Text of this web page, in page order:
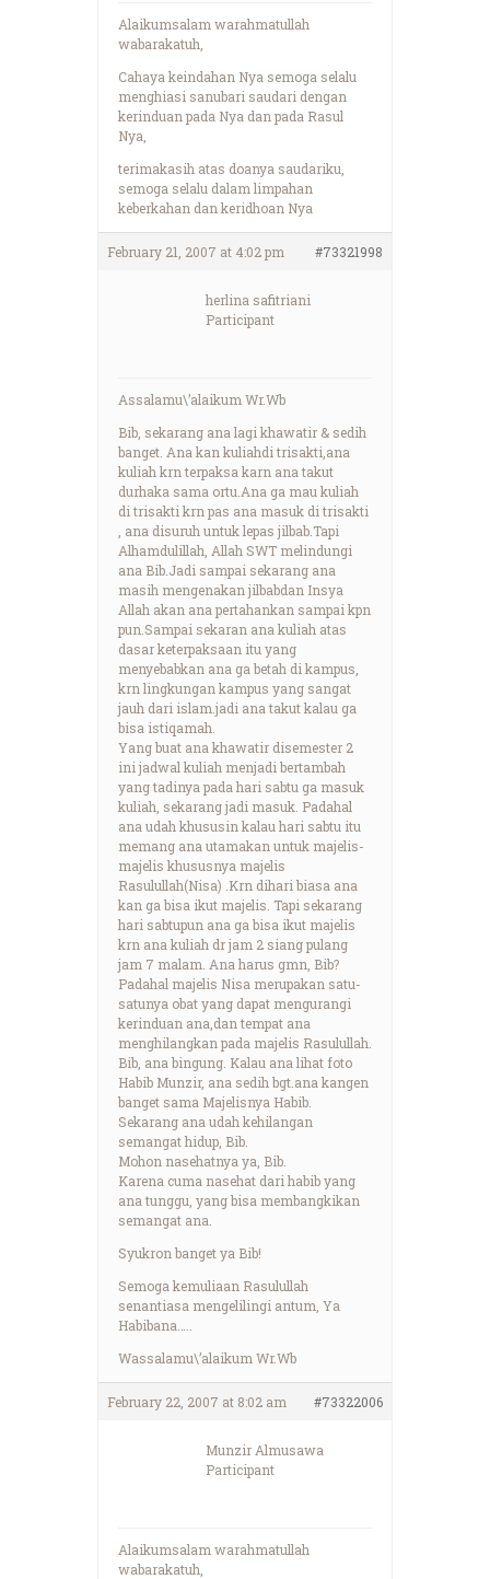
Alaikumsalam warahmatullah
wabarakatuh,
Cahaya keindahan Nya semoga selalu
menghiasi sanubari saudari dengan
kerinduan pada Nya dan pada Rasul
Nya,
terimakasih atas doanya saudariku,
semoga selalu dalam limpahan
keberkahan dan keridhoan Nya
February 21, 2007 at 4:02 pm #73321998
herlina safitriani
Participant
Assalamu\’alaikum Wr.Wb
Bib, sekarang ana lagi khawatir & sedih
banget. Ana kan kuliahdi trisakti,ana
kuliah krn terpaksa karn ana takut
durhaka sama ortu.Ana ga mau kuliah
di trisakti krn pas ana masuk di trisakti
, ana disuruh untuk lepas jilbab.Tapi
Alhamdulillah, Allah SWT melindungi
ana Bib.Jadi sampai sekarang ana
masih mengenakan jilbabdan Insya
Allah akan ana pertahankan sampai kpn
pun.Sampai sekaran ana kuliah atas
dasar keterpaksaan itu yang
menyebabkan ana ga betah di kampus,
krn lingkungan kampus yang sangat
jauh dari islam.jadi ana takut kalau ga
bisa istiqamah.
Yang buat ana khawatir disemester 2
ini jadwal kuliah menjadi bertambah
yang tadinya pada hari sabtu ga masuk
kuliah, sekarang jadi masuk. Padahal
ana udah khususin kalau hari sabtu itu
memang ana utamakan untuk majelis-
majelis khususnya majelis
Rasulullah(Nisa) .Krn dihari biasa ana
kan ga bisa ikut majelis. Tapi sekarang
hari sabtupun ana ga bisa ikut majelis
krn ana kuliah dr jam 2 siang pulang
jam 7 malam. Ana harus gmn, Bib?
Padahal majelis Nisa merupakan satu-
satunya obat yang dapat mengurangi
kerinduan ana,dan tempat ana
menghilangkan pada majelis Rasulullah.
Bib, ana bingung. Kalau ana lihat foto
Habib Munzir, ana sedih bgt.ana kangen
banget sama Majelisnya Habib.
Sekarang ana udah kehilangan
semangat hidup, Bib.
Mohon nasehatnya ya, Bib.
Karena cuma nasehat dari habib yang
ana tunggu, yang bisa membangkikan
semangat ana.
Syukron banget ya Bib!
Semoga kemuliaan Rasulullah
senantiasa mengelilingi antum, Ya
Habibana…..
Wassalamu\’alaikum Wr.Wb
February 22, 2007 at 8:02 am #73322006
Munzir Almusawa
Participant
Alaikumsalam warahmatullah
wabarakatuh,